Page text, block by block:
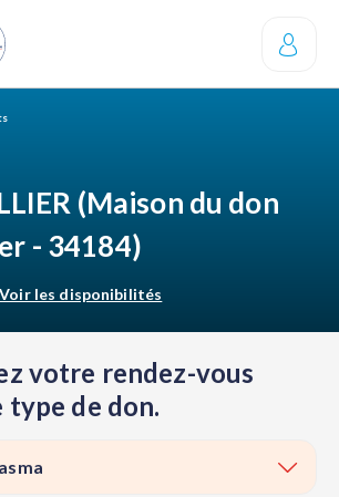
(Maison du don
- 34184)
Voir les disponibilités
votre rendez-vous
de don.